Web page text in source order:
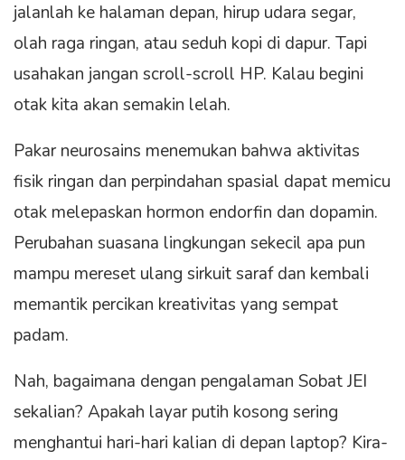
jalanlah ke halaman depan, hirup udara segar,
olah raga ringan, atau seduh kopi di dapur. Tapi
usahakan jangan scroll-scroll HP. Kalau begini
otak kita akan semakin lelah.
Pakar neurosains menemukan bahwa aktivitas
fisik ringan dan perpindahan spasial dapat memicu
otak melepaskan hormon endorfin dan dopamin.
Perubahan suasana lingkungan sekecil apa pun
mampu mereset ulang sirkuit saraf dan kembali
memantik percikan kreativitas yang sempat
padam.
Nah, bagaimana dengan pengalaman Sobat JEI
sekalian? Apakah layar putih kosong sering
menghantui hari-hari kalian di depan laptop? Kira-